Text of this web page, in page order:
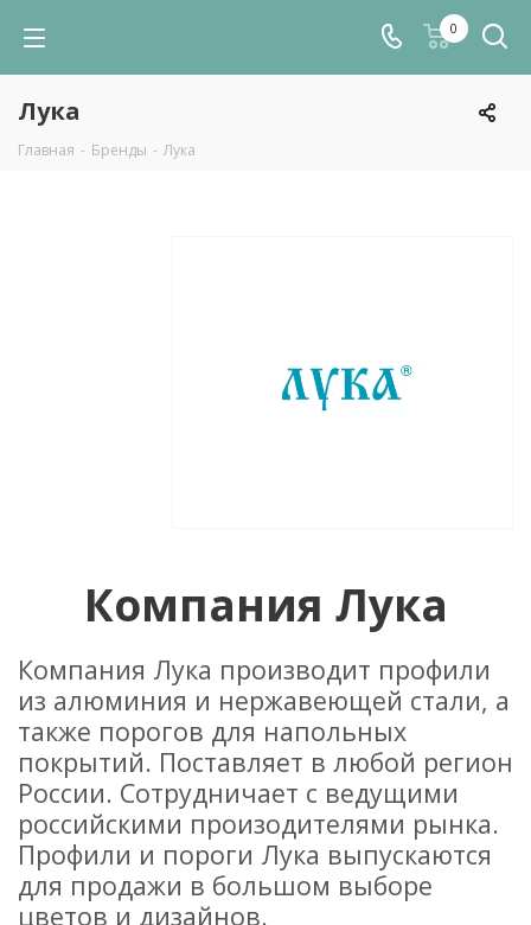
0
Лука
Главная - Бренды - Лука
Компания Лука
Компания Лука производит профили
из алюминия и нержавеющей стали, а
также порогов для напольных
покрытий. Поставляет в любой регион
России. Сотрудничает с ведущими
российскими произодителями рынка.
Профили и пороги Лука выпускаются
для продажи в большом выборе
цветов и дизайнов.